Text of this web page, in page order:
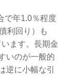
で年1.0％程度
利回り）も
ます。長期金
いのが一般的
逆に小幅な引